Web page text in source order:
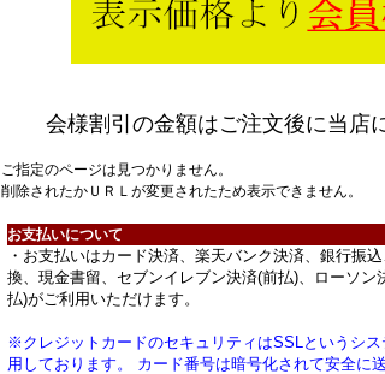
会様割引の金額はご注文後に当店
ご指定のページは見つかりません。
削除されたかＵＲＬが変更されたため表示できません。
お支払いについて
・お支払いはカード決済、楽天バンク決済、銀行振込
換、現金書留、セブンイレブン決済(前払)、ローソン
払)がご利用いただけます。
※クレジットカードのセキュリティはSSLというシス
用しております。 カード番号は暗号化されて安全に